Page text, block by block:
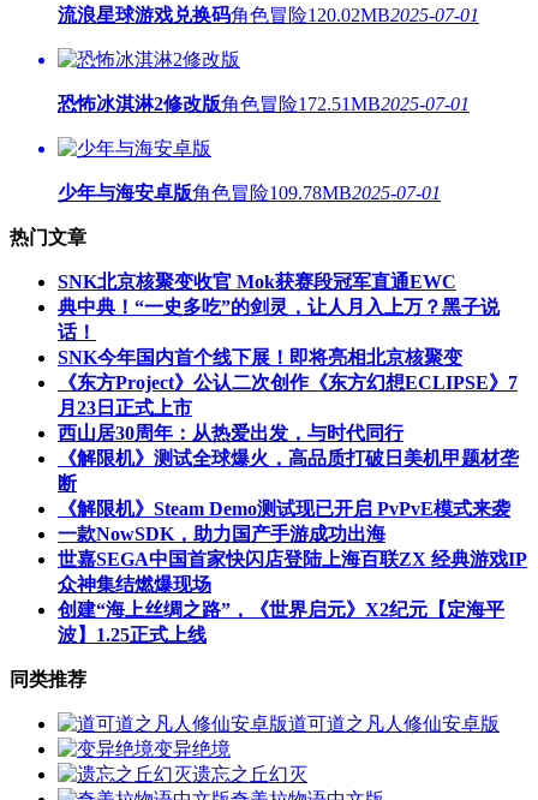
流浪星球游戏兑换码角色冒险120.02MB2025-07-01
恐怖冰淇淋2修改版角色冒险172.51MB2025-07-01
少年与海安卓版角色冒险109.78MB2025-07-01
热门文章
SNK北京核聚变收官 Mok获赛段冠军直通EWC
典中典！“一史多吃”的剑灵，让人月入上万？黑子说
话！
SNK今年国内首个线下展！即将亮相北京核聚变
《东方Project》公认二次创作《东方幻想ECLIPSE》7
月23日正式上市
西山居30周年：从热爱出发，与时代同行
《解限机》测试全球爆火，高品质打破日美机甲题材垄
断
《解限机》Steam Demo测试现已开启 PvPvE模式来袭
一款NowSDK，助力国产手游成功出海
世嘉SEGA中国首家快闪店登陆上海百联ZX 经典游戏IP
众神集结燃爆现场
创建“海上丝绸之路”，《世界启元》X2纪元【定海平
波】1.25正式上线
同类推荐
道可道之凡人修仙安卓版
变异绝境
遗忘之丘幻灭